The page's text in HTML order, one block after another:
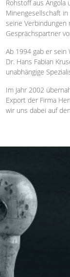
Rohstoff aus
Minengesellschaft
seine
Gesprächspartner
Ab 1994 gab er sein
Dr. Hans Fabian
unabhängige
Im Jahr 2002
Export der Firma
wir uns dabei auf